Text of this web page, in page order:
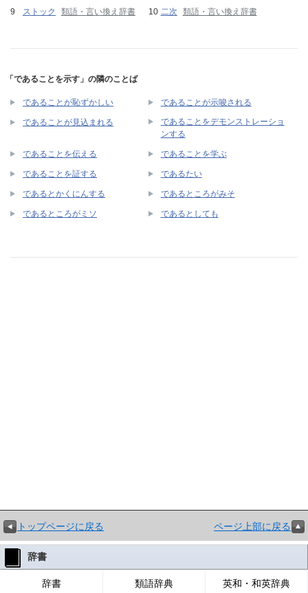
ストック 類語・言い換え辞書 二次 類語・言い換え辞書
「であることを示す」の隣のことば
であることが恥ずかしい であることが示唆される
であることが見込まれる
であることをデモンストレーショ
ンする
であることを伝える であることを学ぶ
であることを証する であるたい
であるとかくにんする であるところがみそ
であるところがミソ であるとしても
トップページに戻る ページ上部に戻る
辞書
辞書 類語辞典 英和・和英辞典